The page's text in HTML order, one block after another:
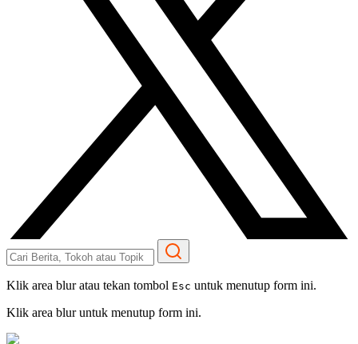
Klik area blur atau tekan tombol Esc untuk menutup form ini.
Klik area blur untuk menutup form ini.